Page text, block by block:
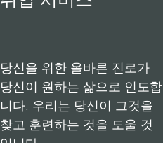
당신을 위한 올바른 진로가
당신이 원하는 삶으로 인도합
니다. 우리는 당신이 그것을
찾고 훈련하는 것을 도울 것